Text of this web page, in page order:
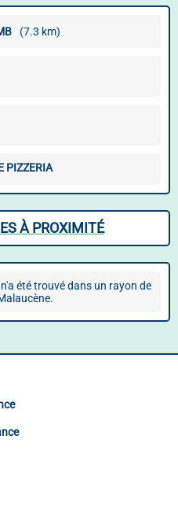
(7.3 km)
PIZZERIA
À PROXIMITÉ
été trouvé dans un rayon de